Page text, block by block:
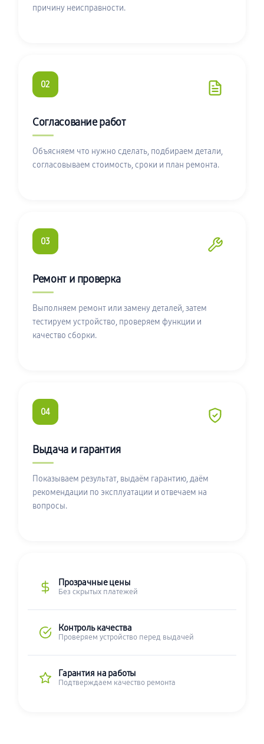
причину неисправности.
02
Согласование работ
Объясняем что нужно сделать, подбираем детали,
согласовываем стоимость, сроки и план ремонта.
03
Ремонт и проверка
Выполняем ремонт или замену деталей, затем
тестируем устройство, проверяем функции и
качество сборки.
04
Выдача и гарантия
Показываем результат, выдаём гарантию, даём
рекомендации по эксплуатации и отвечаем на
вопросы.
Прозрачные цены
Без скрытых платежей
Контроль качества
Проверяем устройство перед выдачей
Гарантия на работы
Подтверждаем качество ремонта